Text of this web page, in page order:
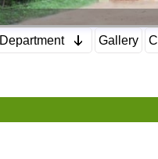
Department Gallery